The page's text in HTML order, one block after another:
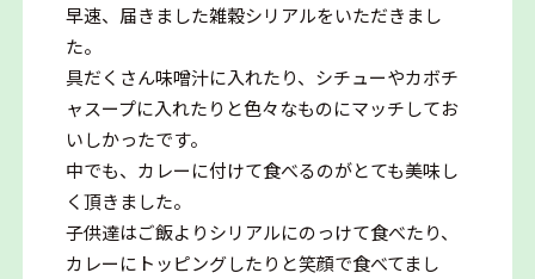
早速、届きました雑穀シリアルをいただきまし
た。
具だくさん味噌汁に入れたり、シチューやカボチ
ャスープに入れたりと色々なものにマッチしてお
いしかったです。
中でも、カレーに付けて食べるのがとても美味し
く頂きました。
子供達はご飯よりシリアルにのっけて食べたり、
カレーにトッピングしたりと笑顔で食べてまし